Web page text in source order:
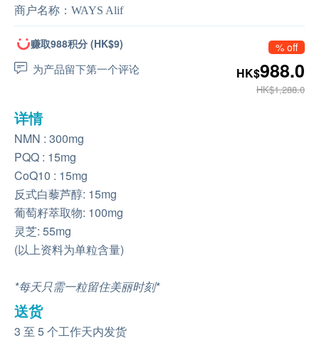
商户名称： WAYS Alif
赚取988积分 (HK$9)
为产品留下第一个评论
% off
HK$988.0
HK$1,288.0
详情
NMN : 300mg
PQQ : 15mg
CoQ10 : 15mg
反式白藜芦醇: 15mg
葡萄籽萃取物: 100mg
灵芝: 55mg
(以上资料为单粒含量)
*每天只需一粒留住美丽时刻*
送货
3 至 5 个工作天内发货